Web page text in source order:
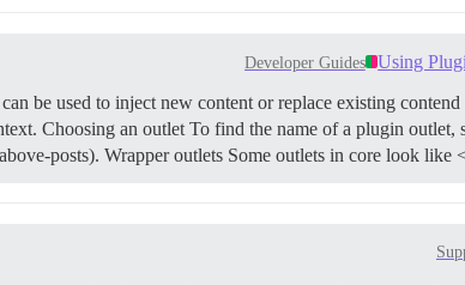
Using
Developer Guides
be used to inject new content or replace existing
Choosing an outlet To find the name of a plugin outlet,
posts). Wrapper outlets Some outlets in core look like